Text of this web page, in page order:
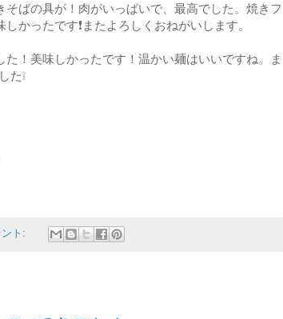
ばの具が！肉がいっぱいで、最高でした。焼きフ
かったです❗またよろしくおねがいします。
！美味しかったです！温かい麺はいいですね。ま
た❕
ト: